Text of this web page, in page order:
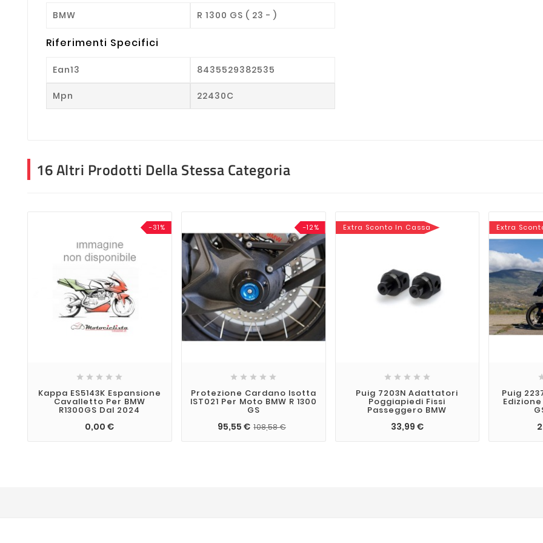
BMW R 1300 GS ( 23 - )
Riferimenti Specifici
Ean13 8435529382535
Mpn 22430C
16 Altri Prodotti Della Stessa Categoria
-31%
    
Kappa ES5143K Espansione
Cavalletto Per BMW
R1300GS Dal 2024
0,00 €
-12%
    
Protezione Cardano Isotta
IST021 Per Moto BMW R 1300
GS
95,55 € 108,58 €
Extra Sconto In Cassa
    
Puig 7203N Adattatori
Poggiapiedi Fissi
Passeggero BMW
33,99 €
Extra
Puig
Edizione